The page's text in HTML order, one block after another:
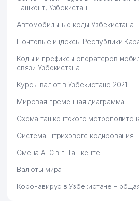
Ташкент, Узбекистан
Автомобильные коды Узбекистана
Почтовые индексы Республики
Коды и префиксы операторов
связи Узбекистана
Курсы валют в Узбекистане 2021
Мировая временная диаграмма
Схема ташкентского
Система штрихового кодирования
Смена АТС в г. Ташкенте
Валюты мира
Коронавирус в Узбекистане –